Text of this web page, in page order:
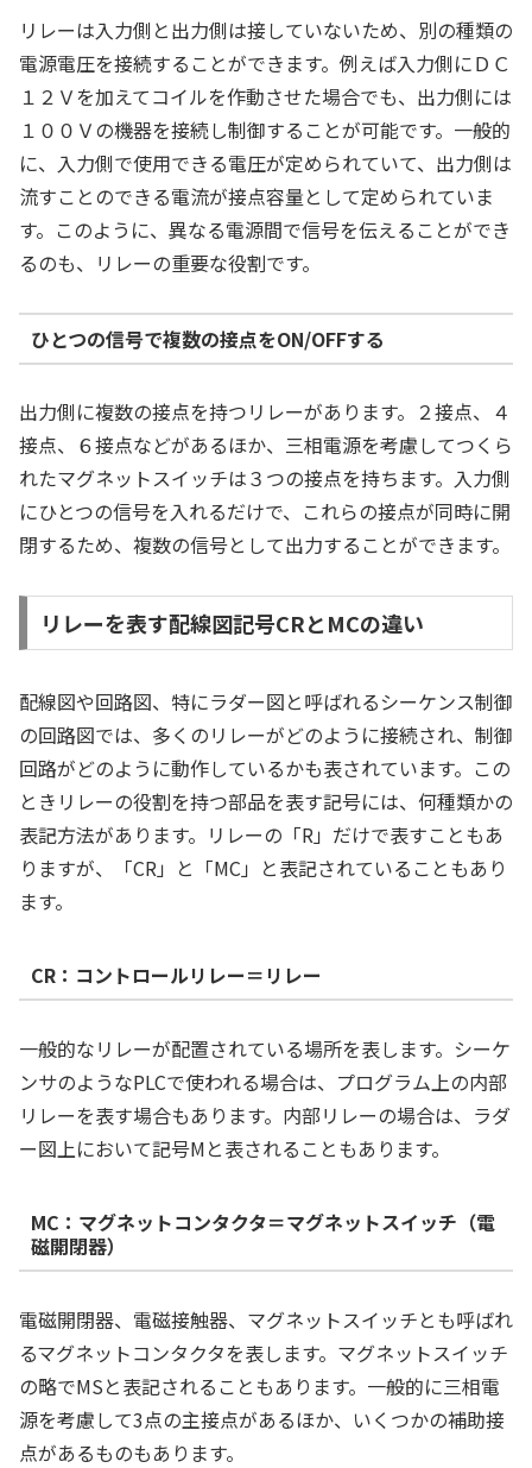
リレーは入力側と出力側は接していないため、別の種類の
電源電圧を接続することができます。例えば入力側にＤＣ
１２Ｖを加えてコイルを作動させた場合でも、出力側には
１００Ｖの機器を接続し制御することが可能です。一般的
に、入力側で使用できる電圧が定められていて、出力側は
流すことのできる電流が接点容量として定められていま
す。このように、異なる電源間で信号を伝えることができ
るのも、リレーの重要な役割です。
ひとつの信号で複数の接点をON/OFFする
出力側に複数の接点を持つリレーがあります。２接点、４
接点、６接点などがあるほか、三相電源を考慮してつくら
れたマグネットスイッチは３つの接点を持ちます。入力側
にひとつの信号を入れるだけで、これらの接点が同時に開
閉するため、複数の信号として出力することができます。
リレーを表す配線図記号CRとMCの違い
配線図や回路図、特にラダー図と呼ばれるシーケンス制御
の回路図では、多くのリレーがどのように接続され、制御
回路がどのように動作しているかも表されています。この
ときリレーの役割を持つ部品を表す記号には、何種類かの
表記方法があります。リレーの「R」だけで表すこともあ
りますが、「CR」と「MC」と表記されていることもあり
ます。
CR：コントロールリレー＝リレー
一般的なリレーが配置されている場所を表します。シーケ
ンサのようなPLCで使われる場合は、プログラム上の内部
リレーを表す場合もあります。内部リレーの場合は、ラダ
ー図上において記号Mと表されることもあります。
MC：マグネットコンタクタ＝マグネットスイッチ（電
磁開閉器）
電磁開閉器、電磁接触器、マグネットスイッチとも呼ばれ
るマグネットコンタクタを表します。マグネットスイッチ
の略でMSと表記されることもあります。一般的に三相電
源を考慮して3点の主接点があるほか、いくつかの補助接
点があるものもあります。